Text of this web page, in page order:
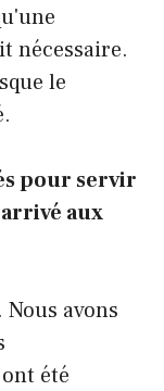
nécessaire.
le
pour servir
aux
avons
été